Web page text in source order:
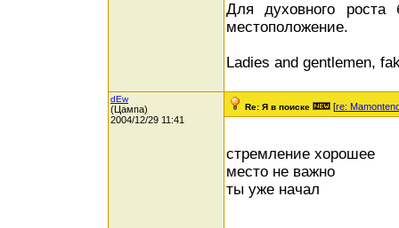
Для духовного
местоположение.
Ladies and gentlemen,
dEw
(Цампа)
2004/12/29 11:41
Re: Я в поиске [re:
стремление хорошее
место не важно
ты уже начал